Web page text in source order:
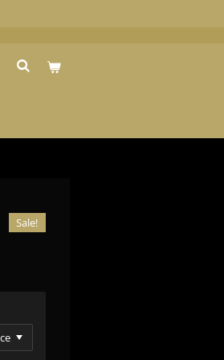
Sale!